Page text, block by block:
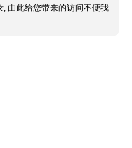
由此给您带来的访问不便我